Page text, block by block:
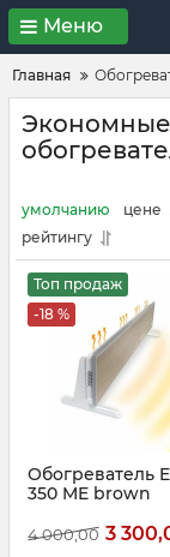
Меню
Главная
умолчанию цене
рейтингу
Топ продаж
-18 %
Обогреватель
350 ME brown
4 000,00 3